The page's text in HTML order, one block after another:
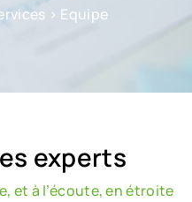
> Equipe
experts
et à l’écoute, en étroite